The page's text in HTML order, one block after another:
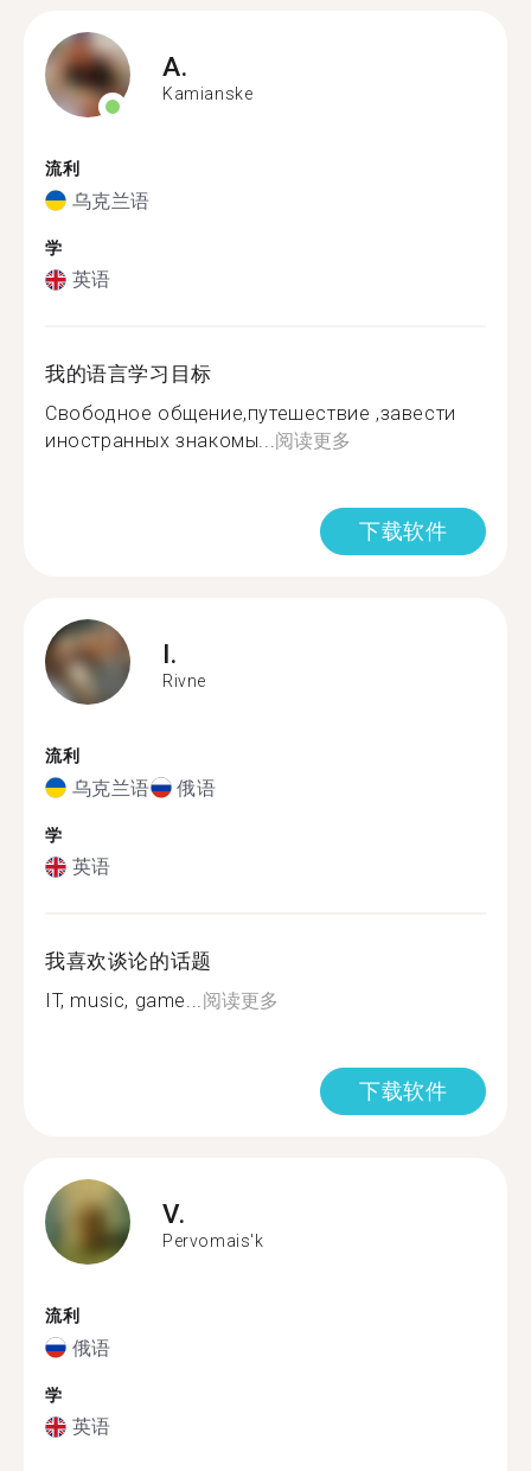
A.
Kamianske
流利
乌克兰语
学
英语
我的语言学习目标
Свободное общение,путешествие ,завести
иностранных знакомы...阅读更多
下载软件
I.
Rivne
流利
乌克兰语 俄语
学
英语
我喜欢谈论的话题
IT, music, game...阅读更多
下载软件
V.
Pervomais'k
流利
俄语
学
英语